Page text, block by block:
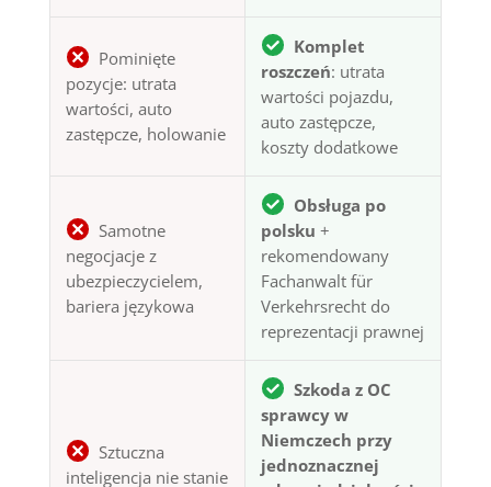
Pominięte
pozycje: utrata
wartości, auto
zastępcze, holowanie
Komplet
roszczeń: utrata
wartości pojazdu,
auto zastępcze,
koszty dodatkowe
Samotne
negocjacje z
ubezpieczycielem,
bariera językowa
Obsługa po
polsku +
rekomendowany
Fachanwalt für
Verkehrsrecht do
reprezentacji prawnej
Sztuczna
inteligencja nie stanie
Szkoda z OC
sprawcy w
Niemczech przy
jednoznacznej